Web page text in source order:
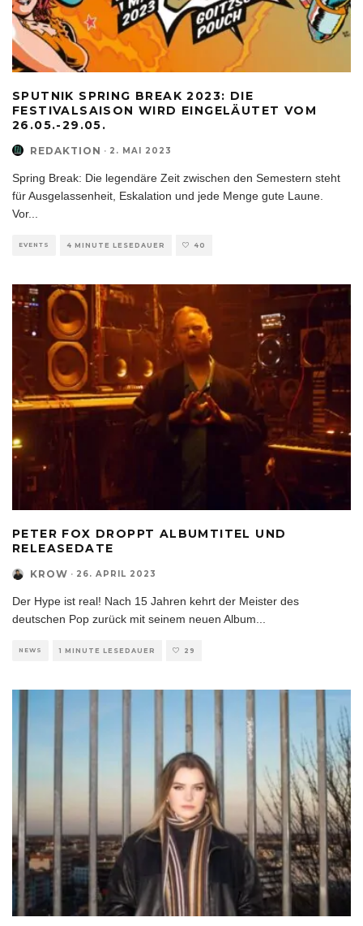
SPUTNIK SPRING BREAK 2023: DIE
FESTIVALSAISON WIRD EINGELÄUTET VOM
26.05.-29.05.
REDAKTION · 2. MAI 2023
Spring Break: Die legendäre Zeit zwischen den Semestern steht
für Ausgelassenheit, Eskalation und jede Menge gute Laune.
Vor...
EVENTS 4 MINUTE LESEDAUER 40
PETER FOX DROPPT ALBUMTITEL UND
RELEASEDATE
KROW · 26. APRIL 2023
Der Hype ist real! Nach 15 Jahren kehrt der Meister des
deutschen Pop zurück mit seinem neuen Album...
NEWS 1 MINUTE LESEDAUER 29